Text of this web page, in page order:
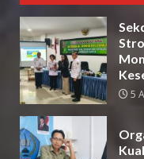
5